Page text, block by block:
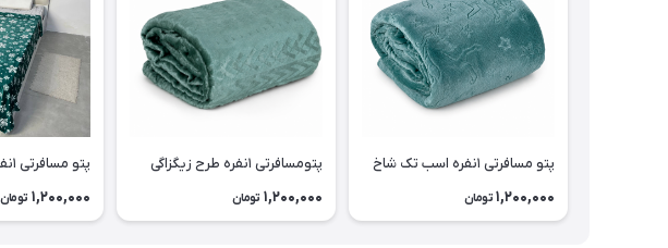
پتو مسافرتی ۱نفره اسب تک شاخ
1,200,000 تومان
پتومسافرتی ۱نفره طرح زیگزاگی
1,200,000 تومان
پتو مسافرتی ۱نفره کریسمس کد۱۴
1,200,000 تومان